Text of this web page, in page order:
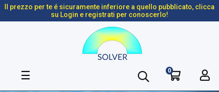
Il prezzo per te é sicuramente inferiore a quello pubblicato, clicca
su Login e registrati per conoscerlo!
navigazione
☰ 0